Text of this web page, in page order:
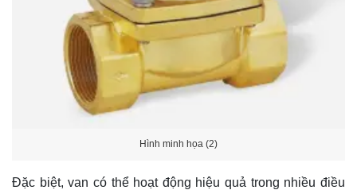
Hình minh họa (2)
Đặc biệt, van có thể hoạt động hiệu quả trong nhiều điều